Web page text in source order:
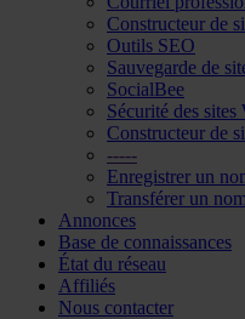
Constructeur de
Outils SEO
Sauvegarde de
SocialBee
Sécurité des sites
Constructeur de
-----
Enregistrer un
Transférer un
Annonces
Base de connaissances
État du réseau
Affiliés
Nous contacter